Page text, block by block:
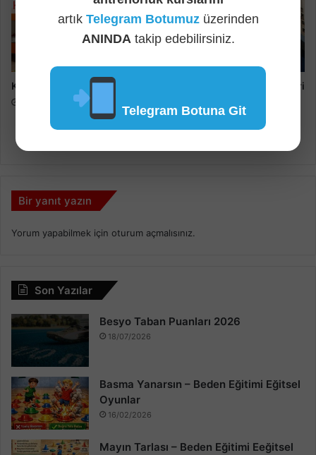
artık Telegram Botumuzüzerinden
ANINDA takip edebilirsiniz.
Telegram Botuna Git
KYK Yurdu Kimlere Çıkmaz ?
2025 Spor Bilimleri Bölümleri
Antrenörlük, Rereasyon
Bir yanıt yazın
Yorum yapabilmek için oturum açmalısınız.
Son Yazılar
Besyo Taban Puanları 2026
18/07/2026
Basma Yanarsın – Beden Eğitimi Eğitsel
Oyunlar
16/02/2026
Mayın Tarlası – Beden Eğitimi Eeğitsel